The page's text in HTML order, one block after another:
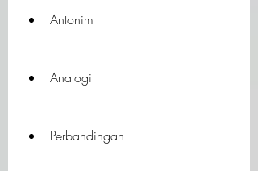
Antonim
Analogi
Perbandingan